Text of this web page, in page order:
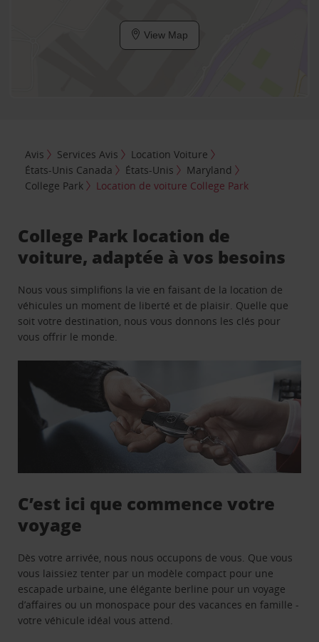
View Map
Avis Services Avis
Location Voiture
États-Unis Canada
États-Unis
Maryland
College Park
Location de voiture College Park
College Park location de
voiture, adaptée à vos besoins
Nous vous simplifions la vie en faisant de la location de
véhicules un moment de liberté et de plaisir. Quelle que
soit votre destination, nous vous donnons les clés pour
vous offrir le monde.
C’est ici que commence votre
voyage
Dès votre arrivée, nous nous occupons de vous. Que vous
vous laissiez tenter par un modèle compact pour une
escapade urbaine, une élégante berline pour un voyage
d’affaires ou un monospace pour des vacances en famille -
votre véhicule idéal vous attend.